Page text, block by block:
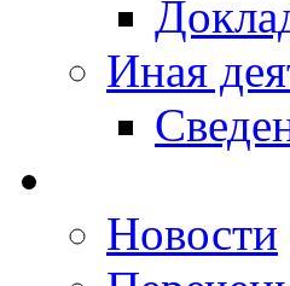
Иная
Новости